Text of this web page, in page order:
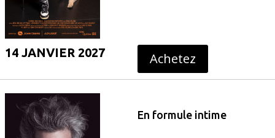
14 JANVIER 2027 Achetez
En formule intime